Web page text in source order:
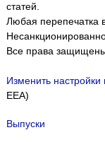
статей.
Любая перепечатка
Все права
Изменить
EEA)
Выпуски